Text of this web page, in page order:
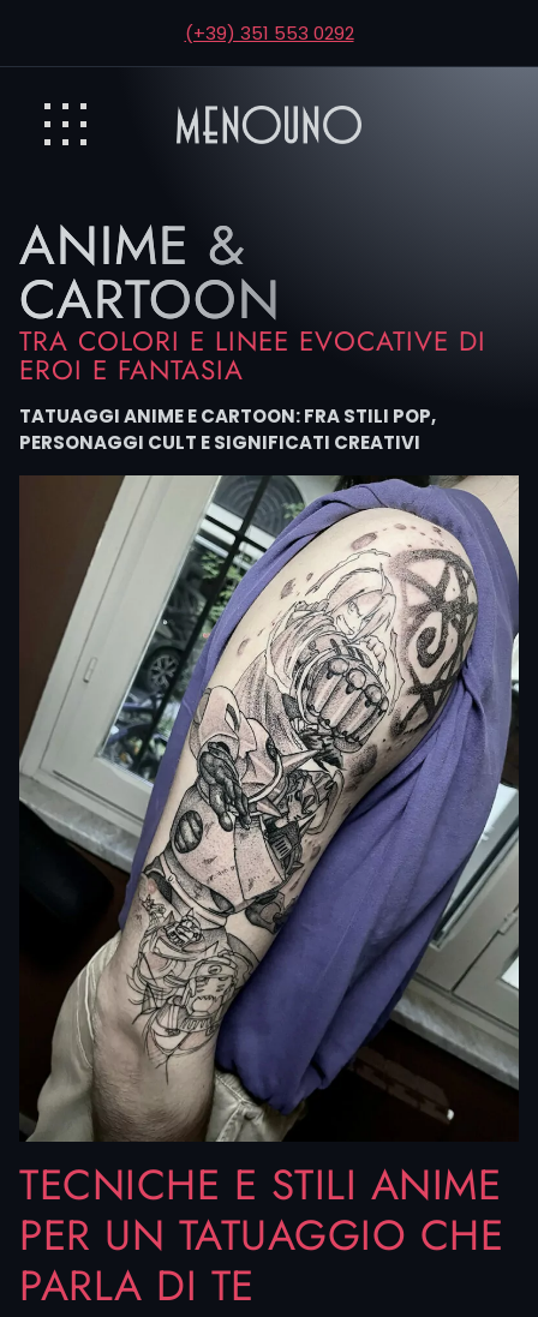
(+39) 351 553 0292
ANIME &
CARTOON
TRA COLORI E LINEE EVOCATIVE DI
EROI E FANTASIA
TATUAGGI ANIME E CARTOON: FRA STILI POP,
PERSONAGGI CULT E SIGNIFICATI CREATIVI
TECNICHE E STILI ANIME
PER UN TATUAGGIO CHE
PARLA DI TE